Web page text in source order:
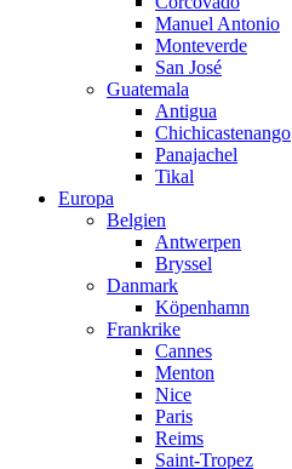
Manuel Antonio
Monteverde
San José
Guatemala
Antigua
Chichicastenango
Panajachel
Tikal
Europa
Belgien
Antwerpen
Bryssel
Danmark
Köpenhamn
Frankrike
Cannes
Menton
Nice
Paris
Reims
Saint-Tropez